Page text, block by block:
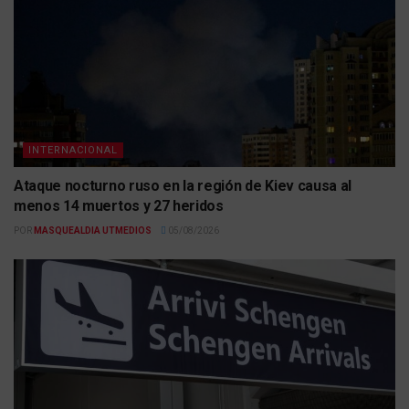
INTERNACIONAL
Ataque nocturno ruso en la región de Kiev causa al
menos 14 muertos y 27 heridos
POR MASQUEALDIA UTMEDIOS 05/08/2026